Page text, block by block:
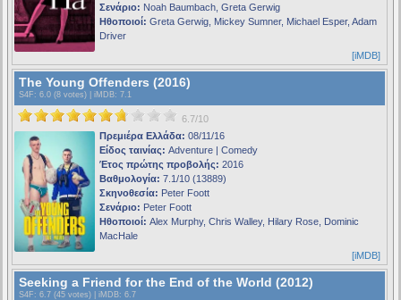
Σενάριο: Noah Baumbach, Greta Gerwig
Ηθοποιοί: Greta Gerwig, Mickey Sumner, Michael Esper, Adam
Driver
[iMDB]
The Young Offenders (2016)
S4F : 6.0 (8 votes) | iMDB: 7.1
6.7/10
Πρεμιέρα Ελλάδα: 08/11/16
Είδος ταινίας: Adventure | Comedy
Έτος πρώτης προβολής: 2016
Βαθμολογία: 7.1/10 (13889)
Σκηνοθεσία: Peter Foott
Σενάριο: Peter Foott
Ηθοποιοί: Alex Murphy, Chris Walley, Hilary Rose, Dominic
MacHale
[iMDB]
Seeking a Friend for the End of the World (2012)
S4F : 6.7 (45 votes) | iMDB: 6.7